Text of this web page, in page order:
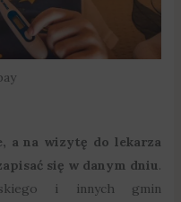
a na wizytę do lekarza
się w danym dniu.
i innych gmin